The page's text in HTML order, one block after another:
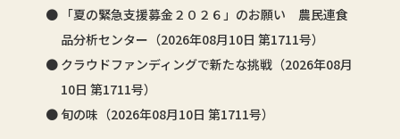
「夏の緊急支援募金２０２６」のお願い 農民連食
品分析センター（2026年08月10日 第1711号）
クラウドファンディングで新たな挑戦（2026年08月
10日 第1711号）
旬の味（2026年08月10日 第1711号）